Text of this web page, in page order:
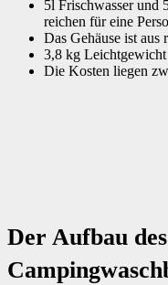
5l Frischwasser und
reichen für eine
Das Gehäuse ist aus
3,8 kg Leichtgewicht
Die Kosten liegen
Der Aufbau